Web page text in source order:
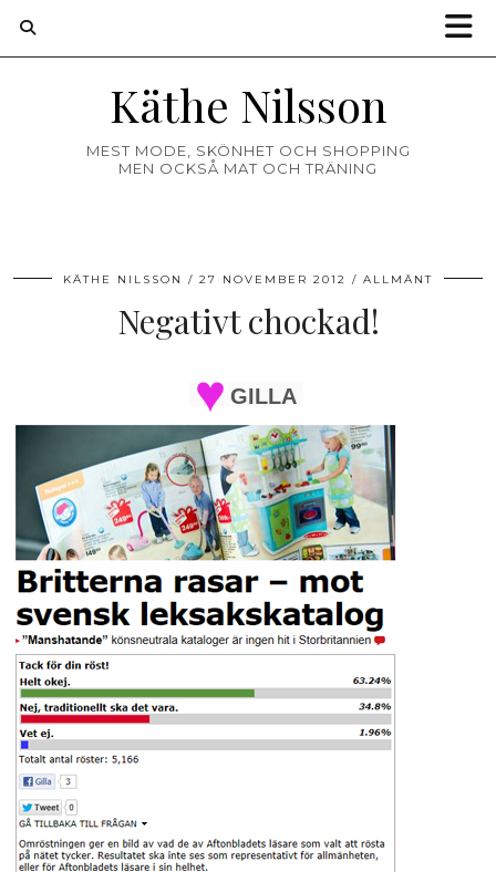
Käthe Nilsson
MEST MODE, SKÖNHET OCH SHOPPING
MEN OCKSÅ MAT OCH TRÄNING
KÄTHE NILSSON 27 NOVEMBER 2012 ALLMÄNT
Negativt chockad!
GILLA